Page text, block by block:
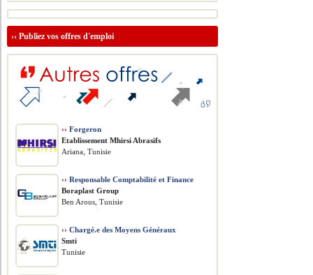
››Publiez vos offres d'emploi
›› Forgeron
Etablissement Mhirsi Abrasifs
Ariana, Tunisie
›› Responsable Comptabilité et Finance
Boraplast Group
Ben Arous, Tunisie
›› Chargé.e des Moyens Généraux
Smti
Tunisie